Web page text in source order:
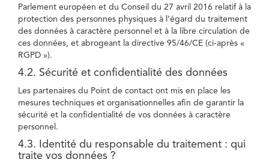
Parlement européen et du Conseil du 27 avril 2016 relatif à la
protection des personnes physiques à l’égard du traitement
des données à caractère personnel et à la libre circulation de
ces données, et abrogeant la directive 95/46/CE (ci-après «
RGPD »).
4.2. Sécurité et confidentialité des données
Les partenaires du Point de contact ont mis en place les
mesures techniques et organisationnelles afin de garantir la
sécurité et la confidentialité de vos données à caractère
personnel.
4.3. Identité du responsable du traitement : qui
traite vos données ?